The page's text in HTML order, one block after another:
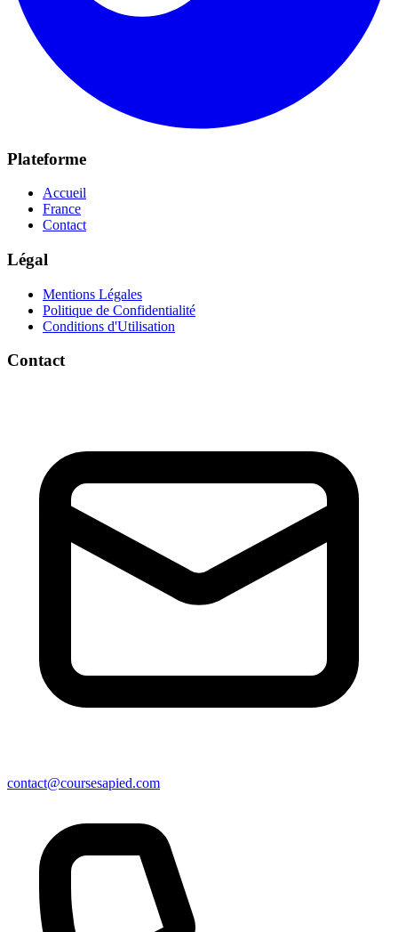
Plateforme
Accueil
France
Contact
Légal
Mentions Légales
Politique de Confidentialité
Conditions d'Utilisation
Contact
contact@coursesapied.com